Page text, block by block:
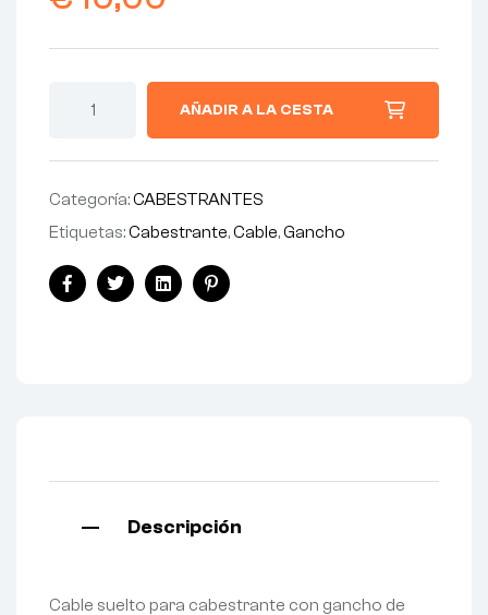
AÑADIR A LA CESTA
Categoría:CABESTRANTES
Etiquetas:Cabestrante,Cable,Gancho
FacebookTwitterLinkedinPinterest
Descripción
Cable suelto para cabestrante con gancho de